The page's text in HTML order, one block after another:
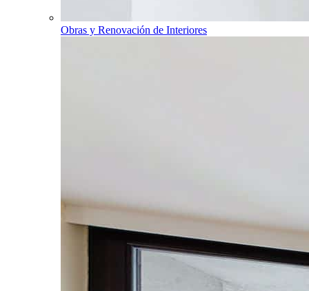
Obras y Renovación de Interiores